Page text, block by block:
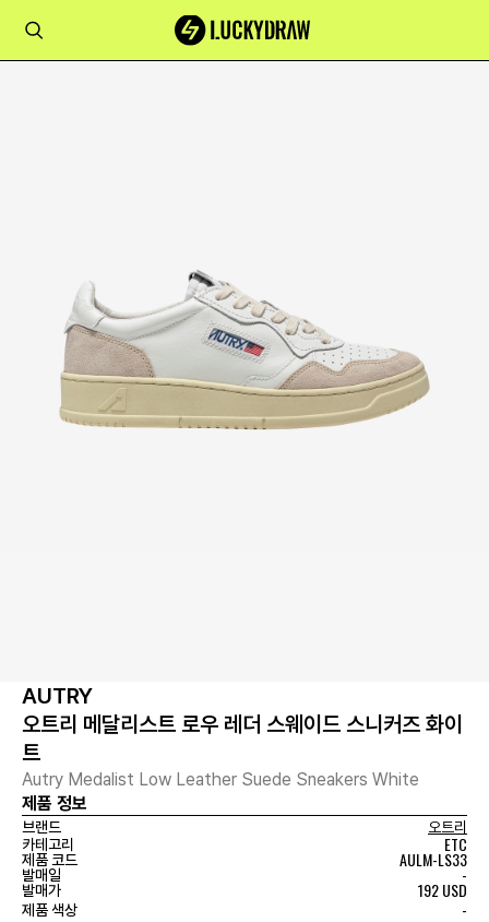
AUTRY
오트리 메달리스트 로우 레더 스웨이드 스니커즈 화이
트
Autry Medalist Low Leather Suede Sneakers White
제품 정보
브랜드
오트리
카테고리
ETC
제품 코드 AULM-LS33
발매일 -
발매가 192 USD
제품 색상 -